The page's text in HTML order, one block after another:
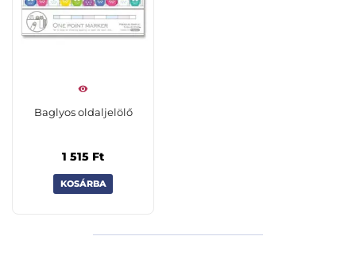
Baglyos oldaljelölő
1 515 Ft
KOSÁRBA